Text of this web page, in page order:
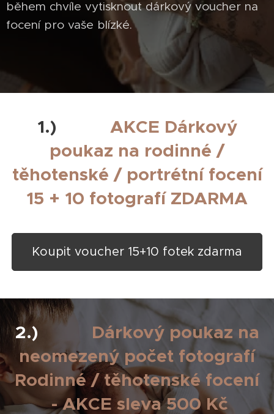
během chvíle vytisknout dárkový voucher na
focení pro vaše blízké.
1.)
AKCE Dárkový
poukaz na rodinné /
těhotenské / portrétní focení
15 + 10 fotografí ZDARMA
Koupit voucher 15+10 fotek zdarma
2.)
Dárkový poukaz na
neomezený počet fotografí
Rodinné / těhotenské focení
- AKCE sleva 500 Kč